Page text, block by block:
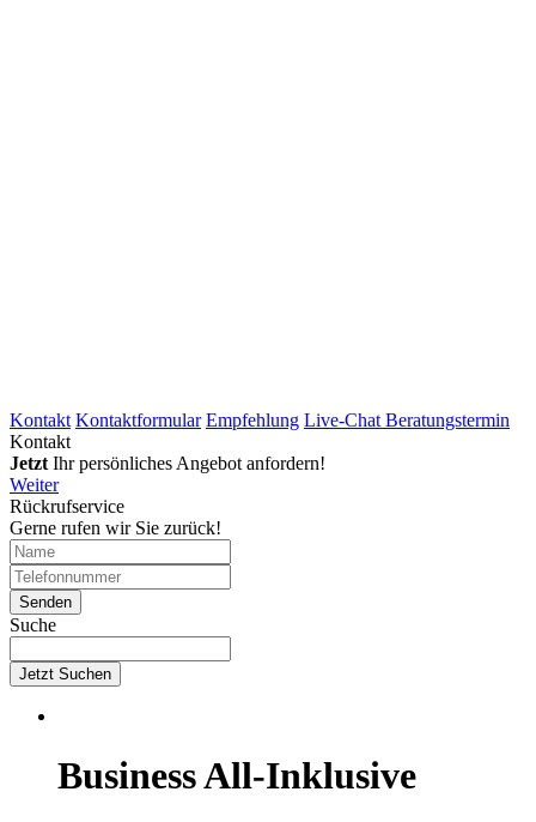
Kontakt Kontaktformular Empfehlung Live-Chat Beratungstermin
Kontakt
JetztIhr persönliches Angebot anfordern!
Weiter
Rückrufservice
Gerne rufen wir Sie zurück!
Suche
Jetzt Suchen
Business All-Inklusive